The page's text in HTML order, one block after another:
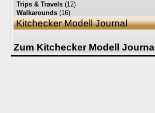
Trips & Travels (12)
Walkarounds (16)
Kitchecker Modell Journal
Zum Kitchecker Modell Journal